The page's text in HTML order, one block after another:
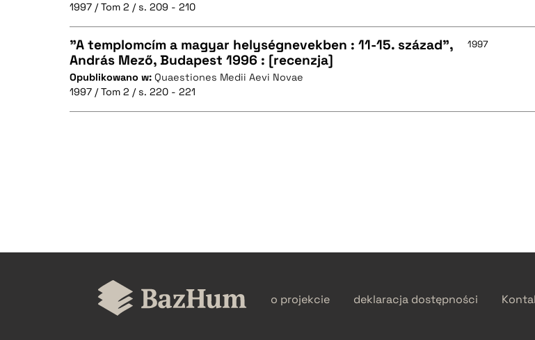
1997 / Tom 2 / s. 209 - 210
CZYSTY TEKST
"A templomcím a magyar helységnevekben : 11-15. század",
András Mező, Budapest 1996 : [recenzja]
Opublikowano w: Quaestiones Medii Aevi Novae
1997 / Tom 2 / s. 220 - 221
1997
o projekcie deklaracja dostępności